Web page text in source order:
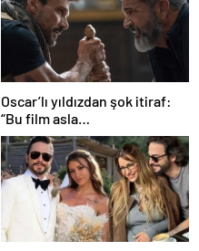
Oscar’lı yıldızdan şok itiraf:
“Bu film asla
yayınlanmamalıydı!”